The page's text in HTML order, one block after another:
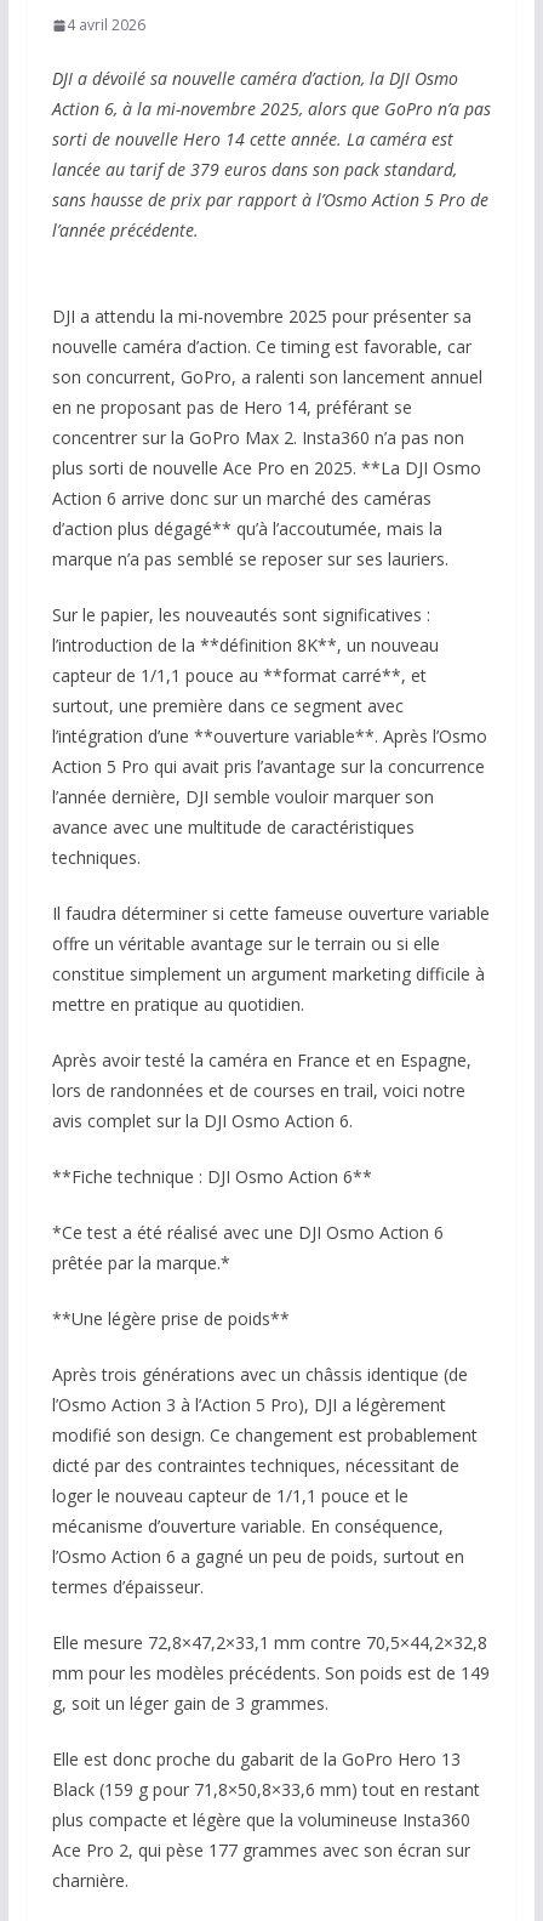
4 avril 2026
DJI a dévoilé sa nouvelle caméra d’action, la DJI Osmo
Action 6, à la mi-novembre 2025, alors que GoPro n’a pas
sorti de nouvelle Hero 14 cette année. La caméra est
lancée au tarif de 379 euros dans son pack standard,
sans hausse de prix par rapport à l’Osmo Action 5 Pro de
l’année précédente.
DJI a attendu la mi-novembre 2025 pour présenter sa
nouvelle caméra d’action. Ce timing est favorable, car
son concurrent, GoPro, a ralenti son lancement annuel
en ne proposant pas de Hero 14, préférant se
concentrer sur la GoPro Max 2. Insta360 n’a pas non
plus sorti de nouvelle Ace Pro en 2025. **La DJI Osmo
Action 6 arrive donc sur un marché des caméras
d’action plus dégagé** qu’à l’accoutumée, mais la
marque n’a pas semblé se reposer sur ses lauriers.
Sur le papier, les nouveautés sont significatives :
l’introduction de la **définition 8K**, un nouveau
capteur de 1/1,1 pouce au **format carré**, et
surtout, une première dans ce segment avec
l’intégration d’une **ouverture variable**. Après l’Osmo
Action 5 Pro qui avait pris l’avantage sur la concurrence
l’année dernière, DJI semble vouloir marquer son
avance avec une multitude de caractéristiques
techniques.
Il faudra déterminer si cette fameuse ouverture variable
offre un véritable avantage sur le terrain ou si elle
constitue simplement un argument marketing difficile à
mettre en pratique au quotidien.
Après avoir testé la caméra en France et en Espagne,
lors de randonnées et de courses en trail, voici notre
avis complet sur la DJI Osmo Action 6.
**Fiche technique : DJI Osmo Action 6**
*Ce test a été réalisé avec une DJI Osmo Action 6
prêtée par la marque.*
**Une légère prise de poids**
Après trois générations avec un châssis identique (de
l’Osmo Action 3 à l’Action 5 Pro), DJI a légèrement
modifié son design. Ce changement est probablement
dicté par des contraintes techniques, nécessitant de
loger le nouveau capteur de 1/1,1 pouce et le
mécanisme d’ouverture variable. En conséquence,
l’Osmo Action 6 a gagné un peu de poids, surtout en
termes d’épaisseur.
Elle mesure 72,8×47,2×33,1 mm contre 70,5×44,2×32,8
mm pour les modèles précédents. Son poids est de 149
g, soit un léger gain de 3 grammes.
Elle est donc proche du gabarit de la GoPro Hero 13
Black (159 g pour 71,8×50,8×33,6 mm) tout en restant
plus compacte et légère que la volumineuse Insta360
Ace Pro 2, qui pèse 177 grammes avec son écran sur
charnière.